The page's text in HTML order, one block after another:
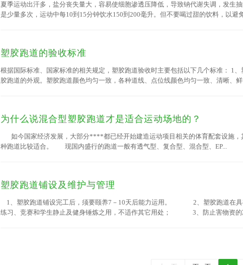
夏季运动出汗多，盐分丧失量大，容易使细胞渗透压降低，导致钠代谢失调，发生
是少量多次，运动中每10到15分钟饮水150到200毫升。但不要喝过甜的饮料，以
塑胶跑道的验收标准
根据国际标准、国家标准的相关规定，塑胶跑道验收时主要包括以下几个标准： 1
胶跑道的外观。塑胶跑道颜色均匀一致，各种道线、点位线颜色均匀一致、清晰、
为什么说混合型塑胶跑道才是适合运动场地的？
如今国家经济发展，大部分****都已经开始建造运动项目相关的体育配套设施
种跑道比较适合。 现国内盛行的跑道一般有透气型、复合型、混合型、EP...
塑胶跑道铺设及维护与管理
1、塑胶跑道铺设完工后，须要颐养7－10天后能力运用。 2、塑胶跑道在具
练习、竞赛和学生静止及健身锤炼之用，不适作其它用处； 3、防止害物资的